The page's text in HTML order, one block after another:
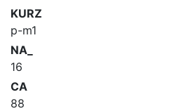
KURZ
p-m1
NA_
16
CA
88